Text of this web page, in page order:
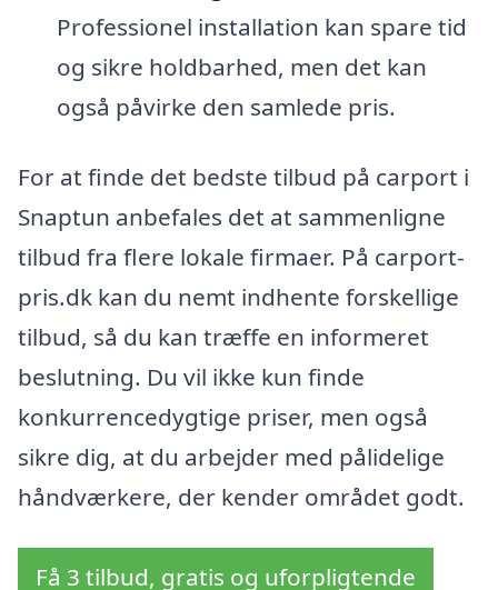
Professionel installation kan spare tid
og sikre holdbarhed, men det kan
også påvirke den samlede pris.
For at finde det bedste tilbud på carport i
Snaptun anbefales det at sammenligne
tilbud fra flere lokale firmaer. På carport-
pris.dk kan du nemt indhente forskellige
tilbud, så du kan træffe en informeret
beslutning. Du vil ikke kun finde
konkurrencedygtige priser, men også
sikre dig, at du arbejder med pålidelige
håndværkere, der kender området godt.
Få 3 tilbud, gratis og uforpligtende